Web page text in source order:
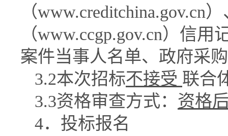
（www.creditchina.gov.cn
（www.ccgp.gov.cn）信用
案件当事人名单、政府采
3.2本次招标不接受 联合
3.3资格审查方式： 资格
4．投标报名